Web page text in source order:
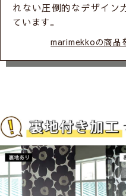
れない圧倒的なデザイン
ています。
marimekkoの商